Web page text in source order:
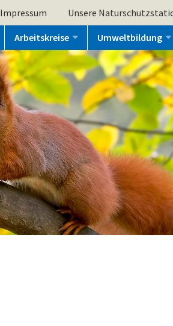
Impressum Unsere
Arbeitskreise Umweltbildung